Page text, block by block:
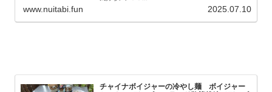
www.nuitabi.fun 2025.07.10
チャイナボイジャーの冷やし麺 ボイジャー